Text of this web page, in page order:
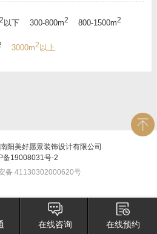
2 以下 300-800m2 800-1500m2
3000m2 以上
阳美好愿景装饰设计有限公司
备19008031号-2
备 41130302000620号
在线咨询 在线预约
×